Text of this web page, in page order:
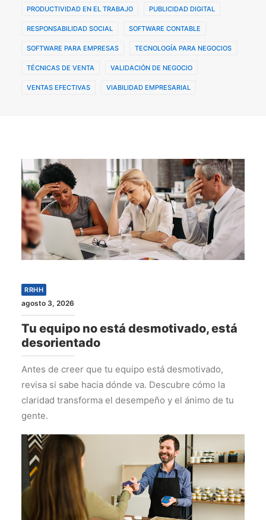
PRODUCTIVIDAD EN EL TRABAJO PUBLICIDAD DIGITAL
RESPONSABILIDAD SOCIAL SOFTWARE CONTABLE
SOFTWARE PARA EMPRESAS TECNOLOGÍA PARA NEGOCIOS
TÉCNICAS DE VENTA VALIDACIÓN DE NEGOCIO
VENTAS EFECTIVAS VIABILIDAD EMPRESARIAL
RRHH
agosto 3, 2026
Tu equipo no está desmotivado, está
desorientado
Antes de creer que tu equipo está desmotivado,
revisa si sabe hacia dónde va. Descubre cómo la
claridad transforma el desempeño y el ánimo de tu
gente.